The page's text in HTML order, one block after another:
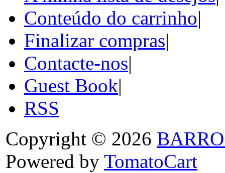
Conteúdo do carrinho|
Finalizar compras|
Contacte-nos|
Guest Book|
RSS
Copyright © 2026
Powered by TomatoCart